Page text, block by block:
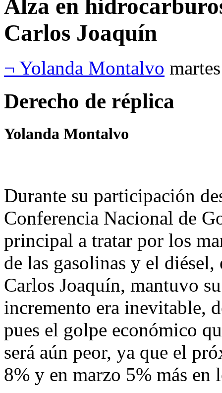
Alza en
Carlos Joaquín
¬ Yolanda Montalvo
Derecho de réplica
Yolanda Montalvo
Durante su participación
Conferencia Nacional de
principal a tratar por los
de las gasolinas y el
Carlos Joaquín, mantuvo
incremento era inevitable,
pues el golpe económico
será aún peor, ya que el
8% y en marzo 5% más en